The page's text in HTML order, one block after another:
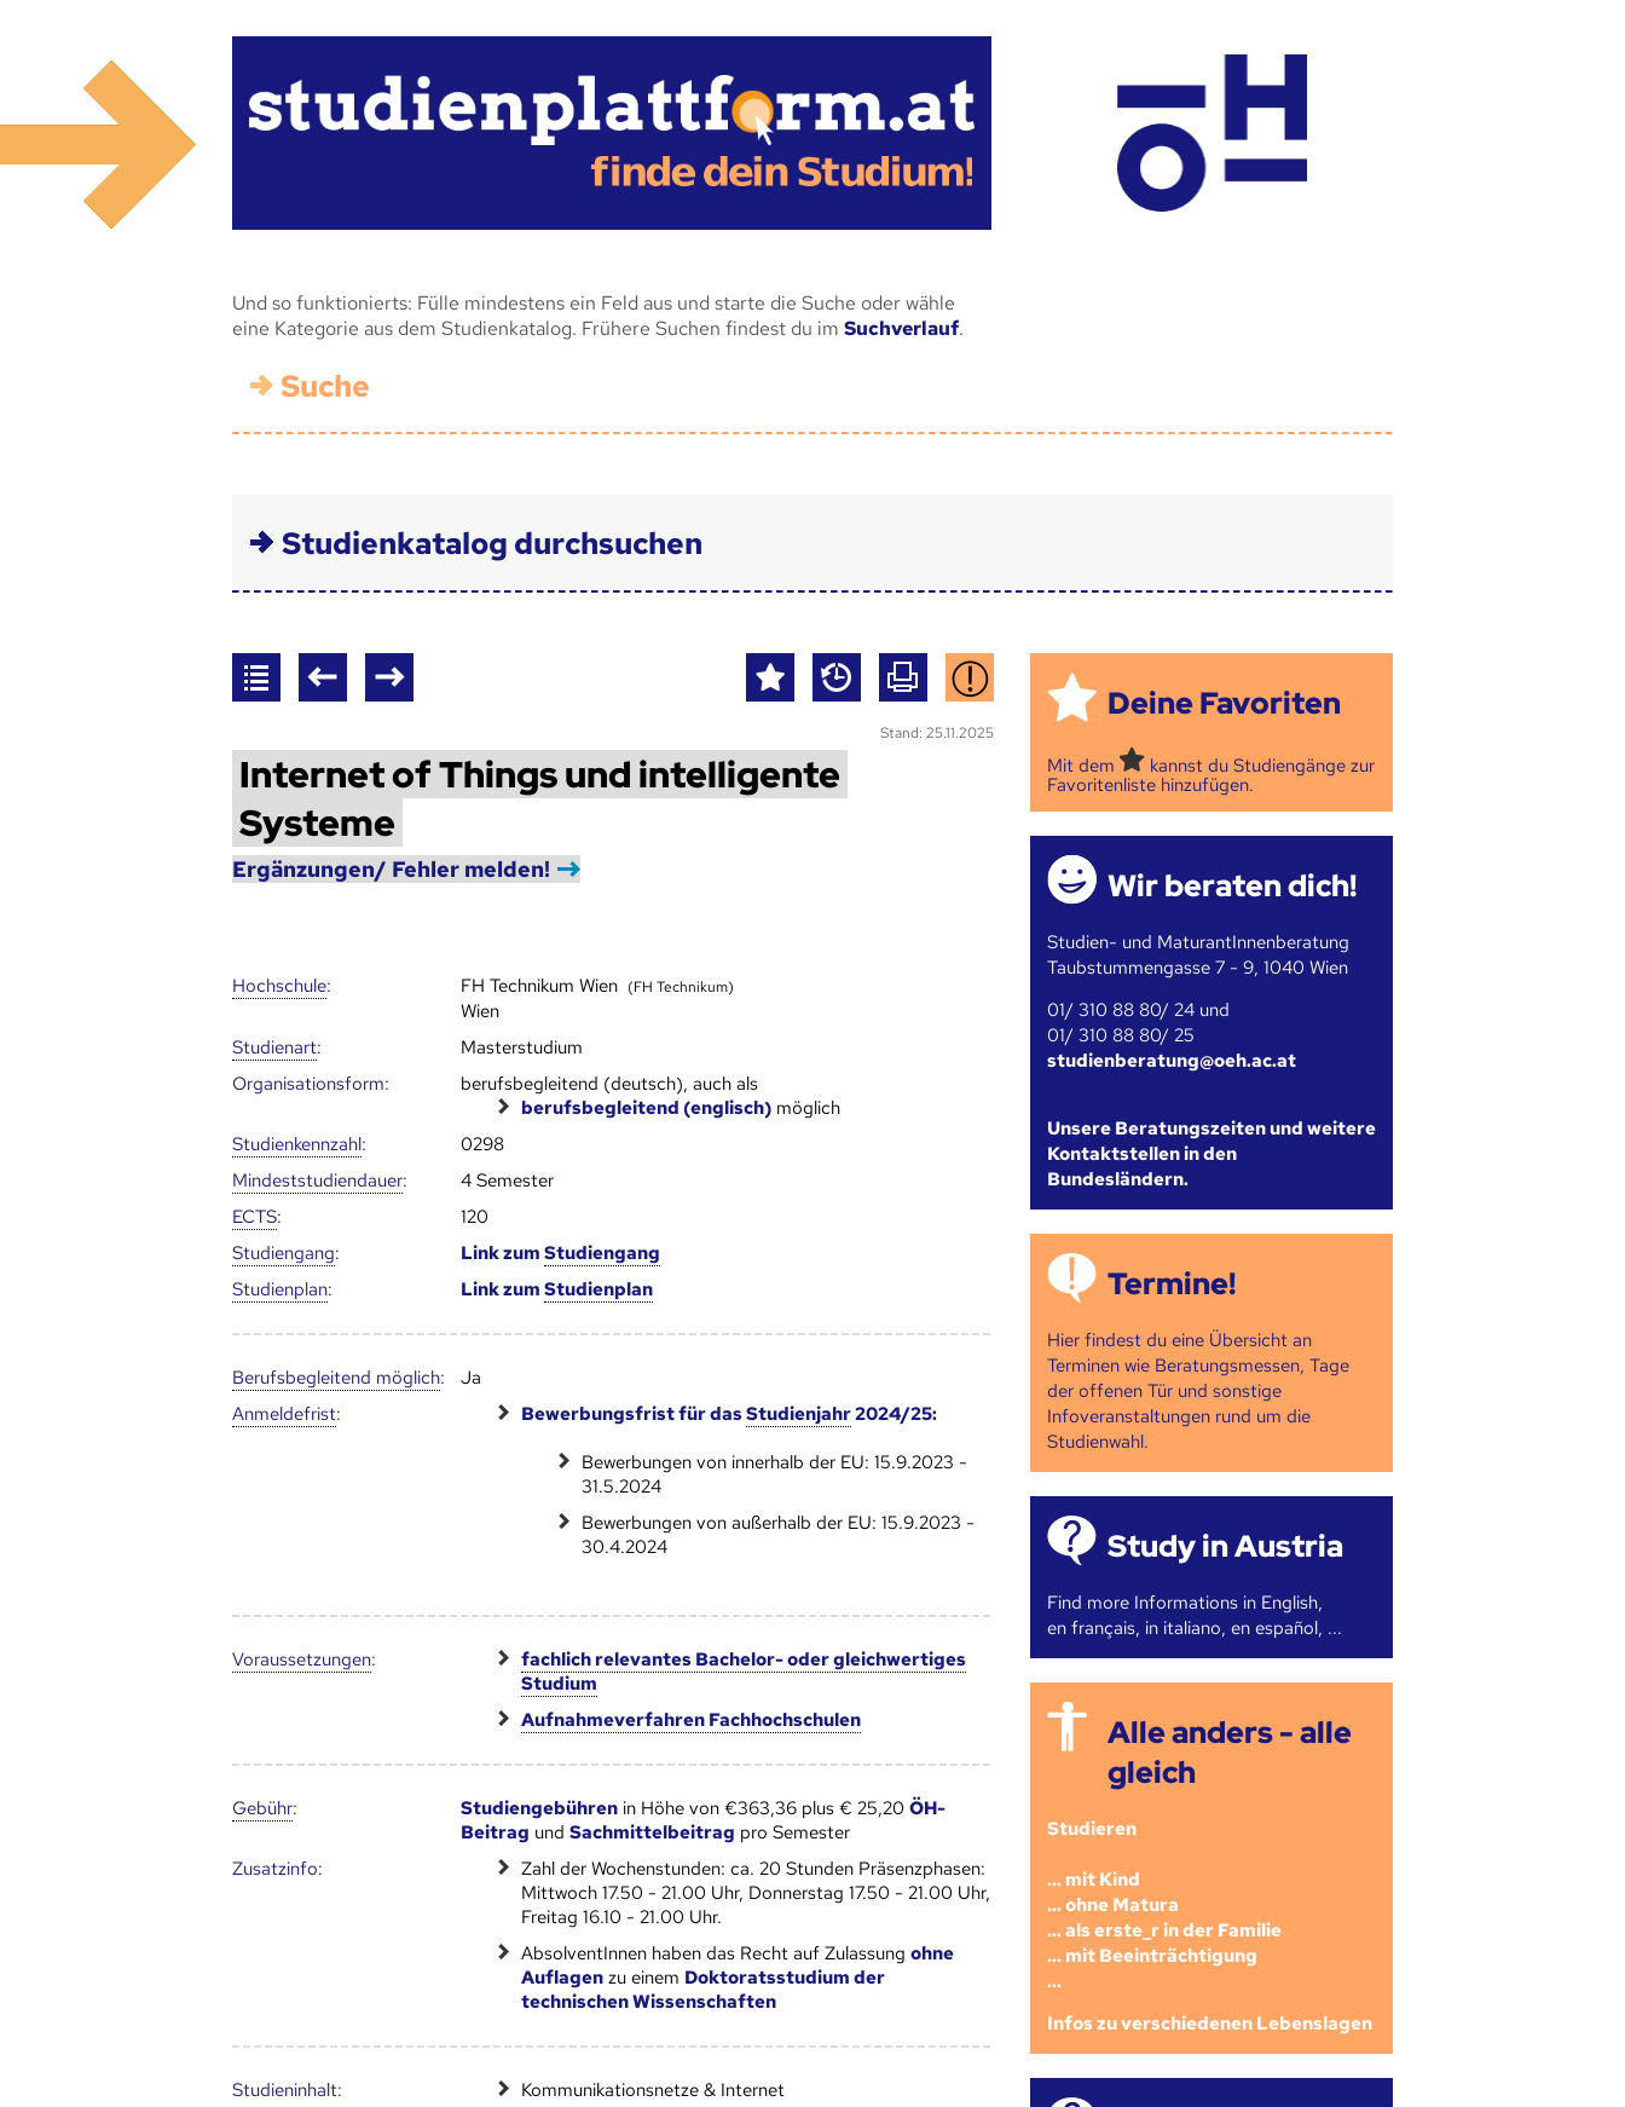
Und so funktionierts: Fülle mindestens ein Feld aus und starte die Suche oder wähle
eine Kategorie aus dem Studienkatalog. Frühere Suchen findest du im Suchverlauf.
Suche
Studienkatalog durchsuchen
Stand: 25.11.2025
Internet of Things und intelligente
Systeme
Ergänzungen/ Fehler melden!
Hoch­schule: FH Technikum Wien (FH Technikum)
Wien
Studienart:
Masterstudium
Organisationsform:
berufsbegleitend (deutsch), auch als
berufsbegleitend (englisch)möglich
Studien­kenn­zahl:
0298
Mindest­studien­dauer:
4 Semester
ECTS:
120
Studien­gang: Link zum Studien­gang
Studien­plan: Link zum Studien­plan
Berufs­begleitend möglich:
Ja
Anmelde­frist: Bewerbungsfrist für dasStudienjahr2024/25:
Bewerbungen von innerhalb der EU: 15.9.2023 -
31.5.2024
Bewerbungen von außerhalb der EU: 15.9.2023 -
30.4.2024
Voraus­setzungen:
fachlich relevantes Bachelor- oder gleichwertiges
Studium
Aufnahmeverfahren Fachhochschulen
Gebühr: Studiengebührenin Höhe von €363,36 plus € 25,20 ÖH-
Beitrag und Sachmittelbeitrag pro Semester
Zusatz­info:
Zahl der Wochenstunden: ca. 20 Stunden Präsenzphasen:
Mittwoch 17.50 - 21.00 Uhr, Donnerstag 17.50 - 21.00 Uhr,
Freitag 16.10 - 21.00 Uhr.
AbsolventInnen haben das Recht auf Zulassung ohne
Auflagenzu einem Doktoratsstudium der
technischen Wissenschaften
Studien­inhalt:
Kommunikationsnetze & Internet
Deine Favoriten
Mit dem
kannst du Studiengänge zur
Favoritenliste hinzufügen.
Wir beraten dich!
Studien- und MaturantInnenberatung
Taubstummengasse 7 - 9, 1040 Wien
01/ 310 88 80/ 24 und
01/ 310 88 80/ 25
studienberatung@oeh.ac.at
Unsere Beratungszeiten und weitere
Kontaktstellen in den
Bundesländern.
Termine!
Hier findest du eine Übersicht an
Terminen wie Beratungsmessen, Tage
der offenen Tür und sonstige
Infoveranstaltungen rund um die
Studienwahl.
Study in Austria
Find more Informations in English,
en français, in italiano, en español, ...
Alle anders - alle
gleich
Studieren
... mit Kind
... ohne Matura
... als erste_r in der Familie
... mit Beeinträchtigung
...
Infos zu verschiedenen Lebenslagen